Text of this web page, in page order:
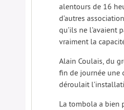
alentours de 16
d’autres
qu’ils ne l’avaient
vraiment la
Alain Coulais, du
fin de journée une
déroulait
La tombola a bien